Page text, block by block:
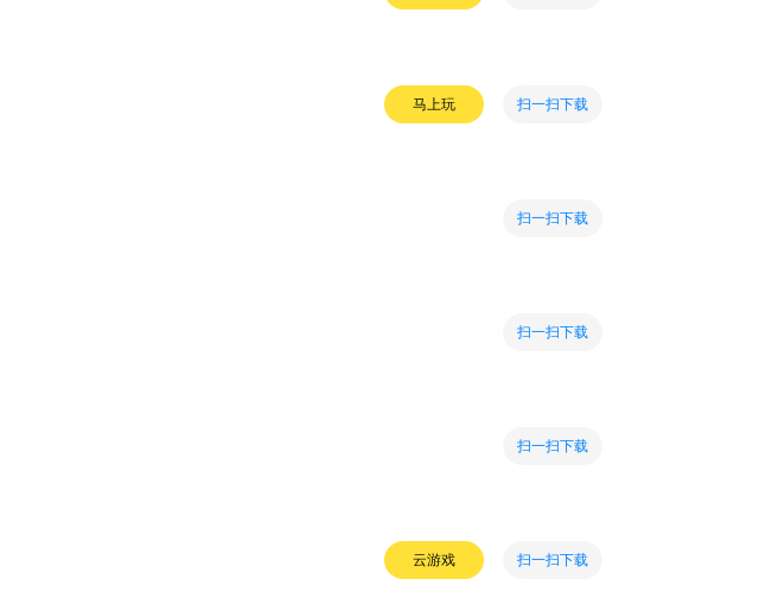
马上玩 扫一扫下载
扫一扫下载
扫一扫下载
扫一扫下载
云游戏 扫一扫下载